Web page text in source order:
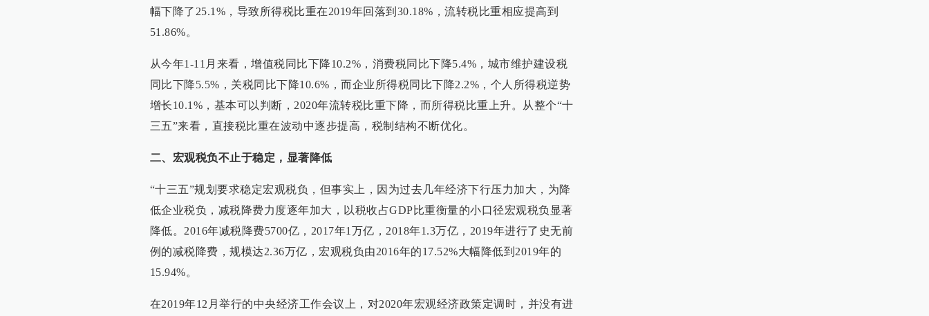
幅下降了25.1%，导致所得税比重在2019年回落到30.18%，流转税比重相应提高到
51.86%。
从今年1-11月来看，增值税同比下降10.2%，消费税同比下降5.4%，城市维护建设税
同比下降5.5%，关税同比下降10.6%，而企业所得税同比下降2.2%，个人所得税逆势
增长10.1%，基本可以判断，2020年流转税比重下降，而所得税比重上升。从整个“十
三五”来看，直接税比重在波动中逐步提高，税制结构不断优化。
二、宏观税负不止于稳定，显著降低
“十三五”规划要求稳定宏观税负，但事实上，因为过去几年经济下行压力加大，为降
低企业税负，减税降费力度逐年加大，以税收占GDP比重衡量的小口径宏观税负显著
降低。2016年减税降费5700亿，2017年1万亿，2018年1.3万亿，2019年进行了史无前
例的减税降费，规模达2.36万亿，宏观税负由2016年的17.52%大幅降低到2019年的
15.94%。
在2019年12月举行的中央经济工作会议上，对2020年宏观经济政策定调时，并没有进